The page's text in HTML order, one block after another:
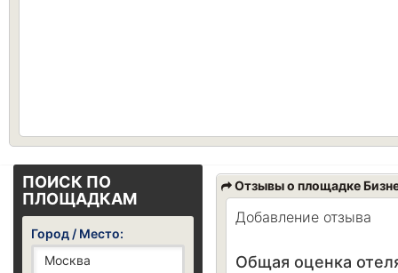
ПОИСК ПО
ПЛОЩАДКАМ
Город / Место:
Отзывы о площадке
Добавление отзыва
Общая оценка